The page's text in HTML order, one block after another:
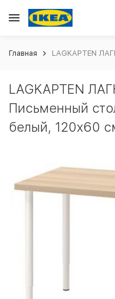
Главная LAGKAPTEN
LAGKAPTEN
Письменный
белый, 120x60